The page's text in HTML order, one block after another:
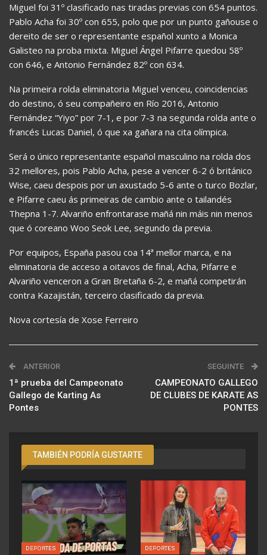
Miguel foi 31º clasificado nas tiradas previas con 654 puntos.
Pablo Acha foi 30º con 655, polo que por un punto gañouse o
dereito de ser o representante español xunto a Monica
Galisteo na proba mixta. Miguel Ángel Pifarre quedou 58º
con 646, e Antonio Fernández 82º con 634.
Na primeira rolda eliminatoria Miguel venceu, coincidencias
do destino, ó seu compañeiro en Río 2016, Antonio
Fernández “Yiyo” por 7-1, e por 7-3 na segunda rolda ante o
francés Lucas Daniel, ó que xa gañara na cita olímpica.
Será o único representante español masculino na rolda dos
32 mellores, pois Pablo Acha, pese a vencer 6-2 ó británico
Wise, caeu despois por un axustado 5-6 ante o turco Bozlar,
e Pifarre caeu ás primeiras de cambio ante o tailandés
Thepna 1-7. Alvariño enfrontarase mañá nin máis nin menos
que ó coreano Woo Seok Lee, segundo da previa.
Por equipos, España pasou coa 14ª mellor marca, e na
eliminatoria de acceso a oitavos de final, Acha, Pifarre e
Alvariño venceron a Gran Bretaña 6-2, e mañá competirán
contra Kazajistán, terceiro clasificado da previa.
Nova cortesía de Xose Ferreiro
ANTERIOR
1ª prueba del Campeonato
Gallego de Karting As
Pontes
SEGUINTE
CAMPEONATO GALLEGO
DE CLUBES DE KARATE AS
PONTES
TAMBIÉN PODRÍA GUSTARTE
DEPORTES DEPORTES